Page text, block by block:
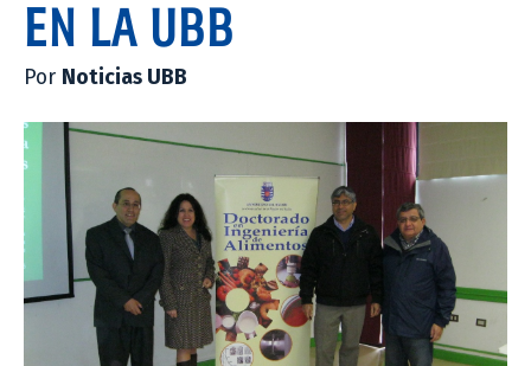
EN LA UBB
Por Noticias UBB